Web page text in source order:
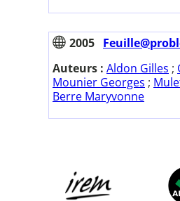
2005
Auteurs : Aldon Gilles ;
Mounier Georges ;
Berre Maryvonne